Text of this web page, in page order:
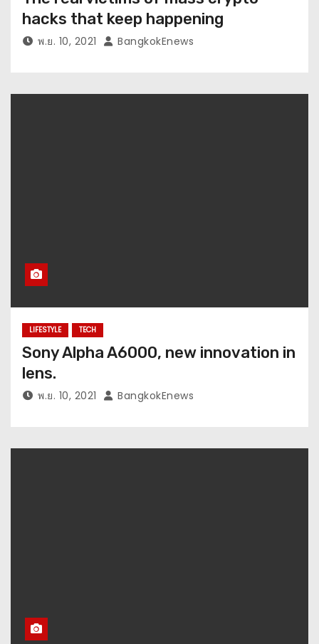
hacks that keep happening
พ.ย. 10, 2021 BangkokEnews
LIFESTYLE TECH
Sony Alpha A6000, new innovation in
lens.
พ.ย. 10, 2021 BangkokEnews